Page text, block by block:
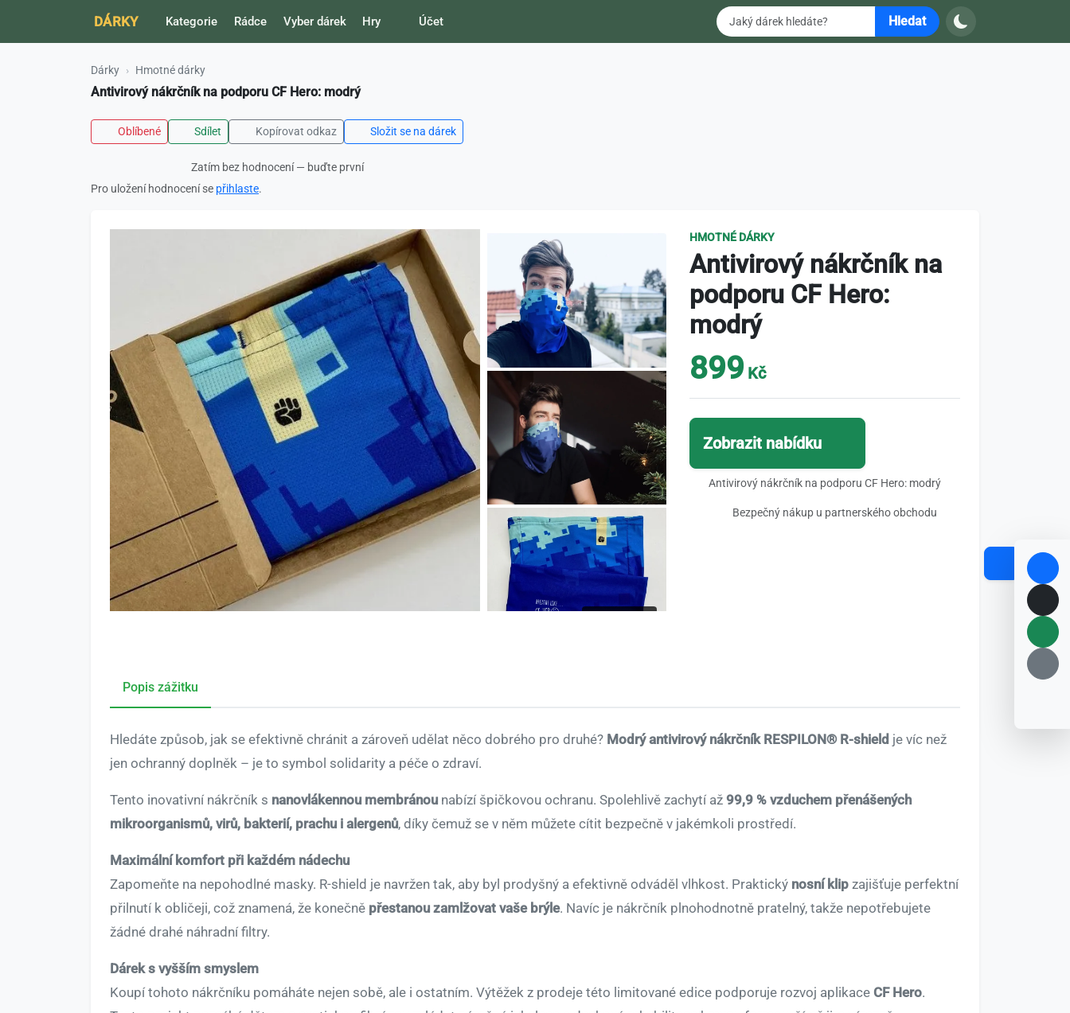
DÁRKY Kategorie Rádce Vyber dárek Hry Účet Hledat
Dárky Hmotné dárky
Antivirový nákrčník na podporu CF Hero: modrý
Oblíbené Sdílet Kopírovat odkaz Složit se na dárek
Zatím bez hodnocení — buďte první
Pro uložení hodnocení se přihlaste.
HMOTNÉ DÁRKY
Antivirový nákrčník na
podporu CF Hero:
modrý
899 Kč
Zobrazit nabídku
Antivirový nákrčník na podporu CF Hero: modrý
Bezpečný nákup u partnerského obchodu
Popis zážitku
Hledáte způsob, jak se efektivně chránit a zároveň udělat něco dobrého pro druhé? Modrý antivirový nákrčník RESPILON® R-shield je víc než
jen ochranný doplněk – je to symbol solidarity a péče o zdraví.
Tento inovativní nákrčník s nanovlákennou membránou nabízí špičkovou ochranu. Spolehlivě zachytí až 99,9 % vzduchem přenášených
mikroorganismů, virů, bakterií, prachu i alergenů, díky čemuž se v něm můžete cítit bezpečně v jakémkoli prostředí.
Maximální komfort při každém nádechu
Zapomeňte na nepohodlné masky. R-shield je navržen tak, aby byl prodyšný a efektivně odváděl vlhkost. Praktický nosní klip zajišťuje perfektní
přilnutí k obličeji, což znamená, že konečně přestanou zamlžovat vaše brýle. Navíc je nákrčník plnohodnotně pratelný, takže nepotřebujete
žádné drahé náhradní filtry.
Dárek s vyšším smyslem
Koupí tohoto nákrčníku pomáháte nejen sobě, ale i ostatním. Výtěžek z prodeje této limitované edice podporuje rozvoj aplikace CF Hero.